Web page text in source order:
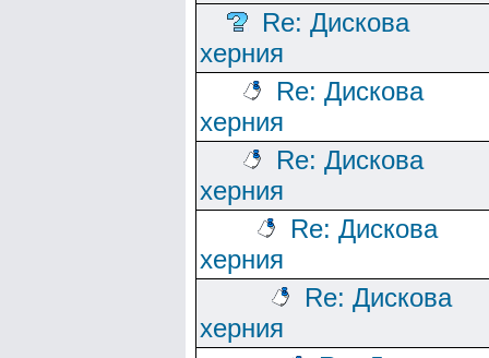
Re: Дискова
херния
Re: Дискова
херния
Re: Дискова
херния
Re: Дискова
херния
Re: Дискова
херния